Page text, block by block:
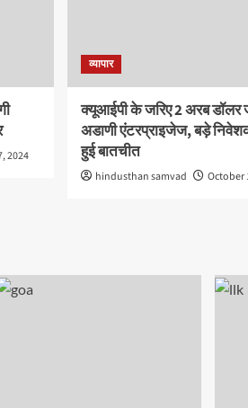
2024
व्यापार
क्यूआईपी के जरिए 2 अरब डॉलर
अडाणी एंटरप्राइजेज, बड़े
हुई बातचीत
hindusthan samvad October